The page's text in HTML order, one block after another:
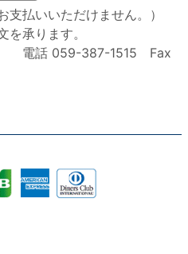
払いいただけません。）
を承ります。
電話 059-387-1515 Fax